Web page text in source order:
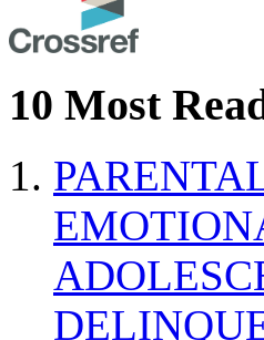
10 Most